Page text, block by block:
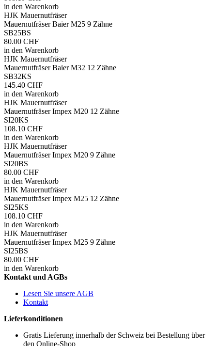
in den Warenkorb
HJK Mauernutfräser
Mauernutfräser Baier M25 9 Zähne
SB25BS
80.00 CHF
in den Warenkorb
HJK Mauernutfräser
Mauernutfräser Baier M32 12 Zähne
SB32KS
145.40 CHF
in den Warenkorb
HJK Mauernutfräser
Mauernutfräser Impex M20 12 Zähne
SI20KS
108.10 CHF
in den Warenkorb
HJK Mauernutfräser
Mauernutfräser Impex M20 9 Zähne
SI20BS
80.00 CHF
in den Warenkorb
HJK Mauernutfräser
Mauernutfräser Impex M25 12 Zähne
SI25KS
108.10 CHF
in den Warenkorb
HJK Mauernutfräser
Mauernutfräser Impex M25 9 Zähne
SI25BS
80.00 CHF
in den Warenkorb
Kontakt und AGBs
Lesen Sie unsere AGB
Kontakt
Lieferkonditionen
Gratis Lieferung innerhalb der Schweiz bei Bestellung über
den Online-Shop